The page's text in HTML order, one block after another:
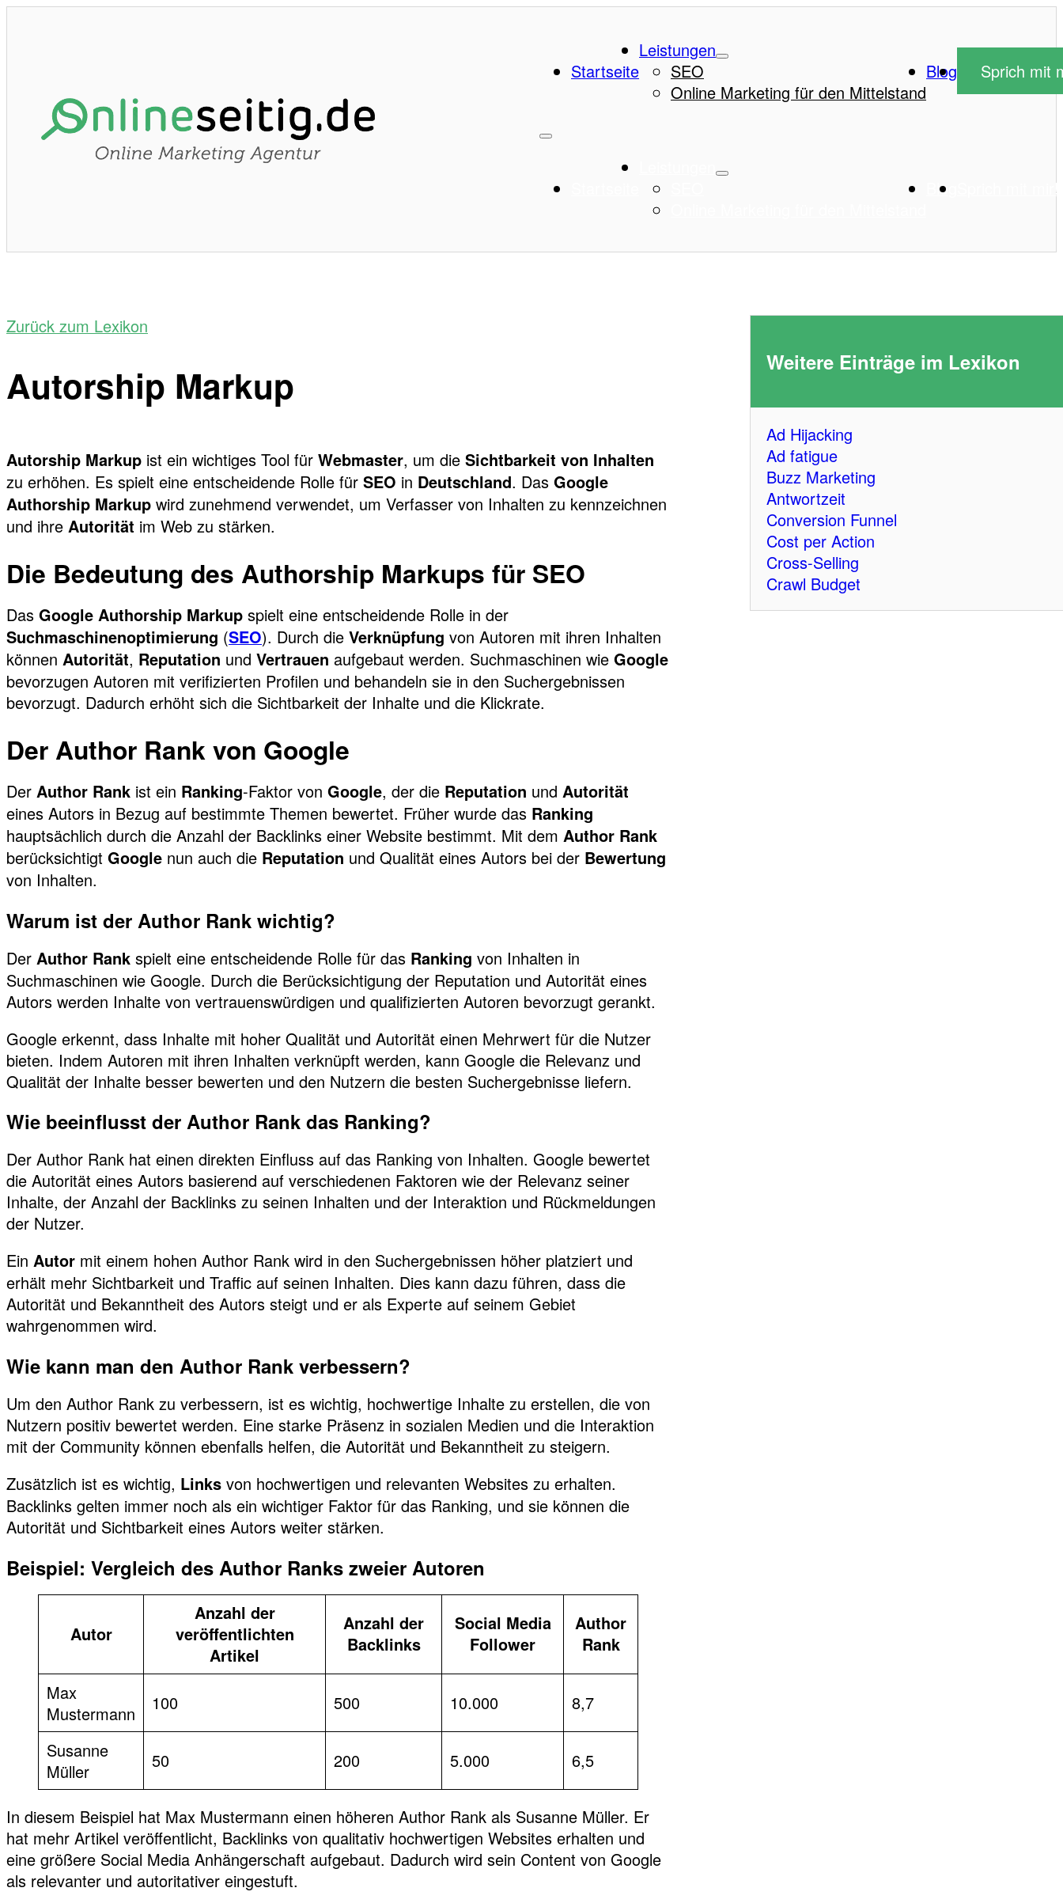
Startseite
Leistungen
SEO
Online Marketing für den Mittelstand
Blog Sprich mit
Blog Sprich mit mir!
Zurück zum Lexikon
Autorship Markup
Autorship Markup ist ein wichtiges Tool für Webmaster, um die Sichtbarkeit von Inhalten
zu erhöhen. Es spielt eine entscheidende Rolle für SEO in Deutschland. Das Google
Authorship Markup wird zunehmend verwendet, um Verfasser von Inhalten zu kennzeichnen
und ihre Autorität im Web zu stärken.
Die Bedeutung des Authorship Markups für SEO
Das Google Authorship Markup spielt eine entscheidende Rolle in der
Suchmaschinenoptimierung (SEO). Durch die Verknüpfung von Autoren mit ihren Inhalten
können Autorität, Reputation und Vertrauen aufgebaut werden. Suchmaschinen wie Google
bevorzugen Autoren mit verifizierten Profilen und behandeln sie in den Suchergebnissen
bevorzugt. Dadurch erhöht sich die Sichtbarkeit der Inhalte und die Klickrate.
Der Author Rank von Google
Der Author Rank ist ein Ranking-Faktor von Google, der die Reputation und Autorität
eines Autors in Bezug auf bestimmte Themen bewertet. Früher wurde das Ranking
hauptsächlich durch die Anzahl der Backlinks einer Website bestimmt. Mit dem Author Rank
berücksichtigt Google nun auch die Reputation und Qualität eines Autors bei der Bewertung
von Inhalten.
Warum ist der Author Rank wichtig?
Der Author Rank spielt eine entscheidende Rolle für das Ranking von Inhalten in
Suchmaschinen wie Google. Durch die Berücksichtigung der Reputation und Autorität eines
Autors werden Inhalte von vertrauenswürdigen und qualifizierten Autoren bevorzugt gerankt.
Google erkennt, dass Inhalte mit hoher Qualität und Autorität einen Mehrwert für die Nutzer
bieten. Indem Autoren mit ihren Inhalten verknüpft werden, kann Google die Relevanz und
Qualität der Inhalte besser bewerten und den Nutzern die besten Suchergebnisse liefern.
Wie beeinflusst der Author Rank das Ranking?
Der Author Rank hat einen direkten Einfluss auf das Ranking von Inhalten. Google bewertet
die Autorität eines Autors basierend auf verschiedenen Faktoren wie der Relevanz seiner
Inhalte, der Anzahl der Backlinks zu seinen Inhalten und der Interaktion und Rückmeldungen
der Nutzer.
Ein Autor mit einem hohen Author Rank wird in den Suchergebnissen höher platziert und
erhält mehr Sichtbarkeit und Traffic auf seinen Inhalten. Dies kann dazu führen, dass die
Autorität und Bekanntheit des Autors steigt und er als Experte auf seinem Gebiet
wahrgenommen wird.
Wie kann man den Author Rank verbessern?
Um den Author Rank zu verbessern, ist es wichtig, hochwertige Inhalte zu erstellen, die von
Nutzern positiv bewertet werden. Eine starke Präsenz in sozialen Medien und die Interaktion
mit der Community können ebenfalls helfen, die Autorität und Bekanntheit zu steigern.
Zusätzlich ist es wichtig, Links von hochwertigen und relevanten Websites zu erhalten.
Backlinks gelten immer noch als ein wichtiger Faktor für das Ranking, und sie können die
Autorität und Sichtbarkeit eines Autors weiter stärken.
Beispiel: Vergleich des Author Ranks zweier Autoren
Autor
Anzahl der
veröffentlichten
Artikel
Anzahl der
Backlinks
Social Media
Follower
Author
Rank
Max
Mustermann
100 500 10.000 8,7
Susanne
Müller
50 200 5.000 6,5
In diesem Beispiel hat Max Mustermann einen höheren Author Rank als Susanne Müller. Er
hat mehr Artikel veröffentlicht, Backlinks von qualitativ hochwertigen Websites erhalten und
eine größere Social Media Anhängerschaft aufgebaut. Dadurch wird sein Content von Google
als relevanter und autoritativer eingestuft.
Weitere Einträge im Lexikon
Ad Hijacking
Ad fatigue
Buzz Marketing
Antwortzeit
Conversion Funnel
Cost per Action
Cross-Selling
Crawl Budget